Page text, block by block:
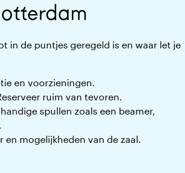
in de puntjes geregeld is en waar let je
en voorzieningen.
ruim van tevoren.
spullen zoals een beamer,
en mogelijkheden van de zaal.